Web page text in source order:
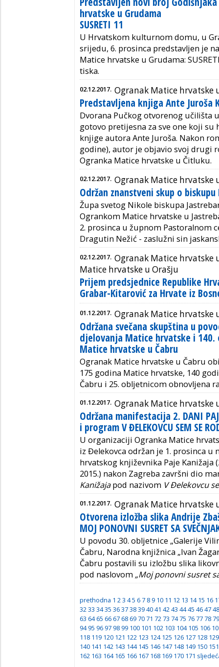
hrvatske u Grudama
SUSRETI 11
U Hrvatskom kulturnom domu, u
srijedu, 6. prosinca predstavljen je
Matice hrvatske u Grudama:
tiska.
02.12.2017. Ogranak Matice hrvatske
Predstavljena knjiga Ante Juroša
Dvorana Pučkog otvorenog učilišta
gotovo pretijesna za sve one koji
knjige autora Ante Juroša. Nakon
godine), autor je objavio svoj drugi
Ogranka Matice hrvatske u Čitluku.
02.12.2017. Ogranak Matice hrvatske
Održan znanstveni skup o
Župa svetog Nikole biskupa
Ogrankom Matice hrvatske u
2. prosinca u župnom Pastoralnom
Dragutin Nežić - zaslužni sin
02.12.2017. Ogranak Matice hrvatske
Matice hrvatske u Orašju
Prijem predsjednice Republike
Grabar-Kitarović za Hrvate iz
01.12.2017. Ogranak Matice hrvatske
Održana svečana skupština u
djelovanja Matice hrvatske i
Matice hrvatske u Čabru
Ogranak Matice hrvatske u Čabru
175 godina Matice hrvatske, 140
Čabru i 25. obljetnicom obnovljena
01.12.2017. Ogranak Matice hrvatske
Održana manifestacija 2. DANI
i program V ĐELEKOVCU SEM SE
U organizaciji Ogranka Matice
iz Đelekovca održan je 1. prosinca
hrvatskog književnika Paje Kanižaja
2015.) nakon Zagreba završni dio
Kanižajapod nazivom V Đelekovcu
01.12.2017. Ogranak Matice hrvatske
Otvorena izložba slika Andrije
MOJ PONOVNI SUSRET SA
U povodu 30. obljetnice „Galerije
Čabru, Narodna knjižnica „Ivan
Čabru postavili su izložbu slika
pod naslovom „Moj ponovni susret
prethodna 1 23 45 6 7 8 9 10 11 12 13 14 15 16
3233 3435 363738394041 4243 4445 464748
63 64 65 66 67 68 69 70 71 72 73 74 75 76 77 78 79
94 95 96 97 98 99 100 101 102 103 104 105 106
118 119 120 121 122 123 124 125 126 127 128 129
140 141 142 143 144 145 146 147 148 149 150 151
162 163 164 165 166 167 168 169 170 171